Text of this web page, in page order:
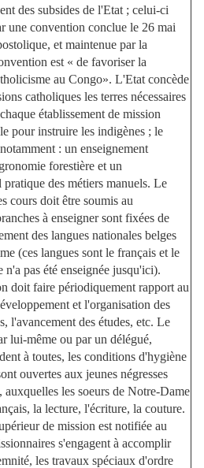
des subsides de l'Etat ; celui-ci
une convention conclue le 26 mai
et maintenue par la
est « de favoriser la
au Congo». L'Etat concède
catholiques les terres nécessaires
établissement de mission
pour instruire les indigènes ; le
: un enseignement
forestière et un
des métiers manuels. Le
cours doit être soumis au
à enseigner sont fixées de
des langues nationales belges
(ces langues sont le français et le
pas été enseignée jusqu'ici).
doit faire périodiquement rapport au
et l'organisation des
l'avancement des études, etc. Le
lui-même ou par un délégué,
à toutes, les conditions d'hygiène
ouvertes aux jeunes négresses
auxquelles les soeurs de Notre-Dame
la lecture, l'écriture, la couture.
de mission est notifiée au
s'engagent à accomplir
les travaux spéciaux d'ordre